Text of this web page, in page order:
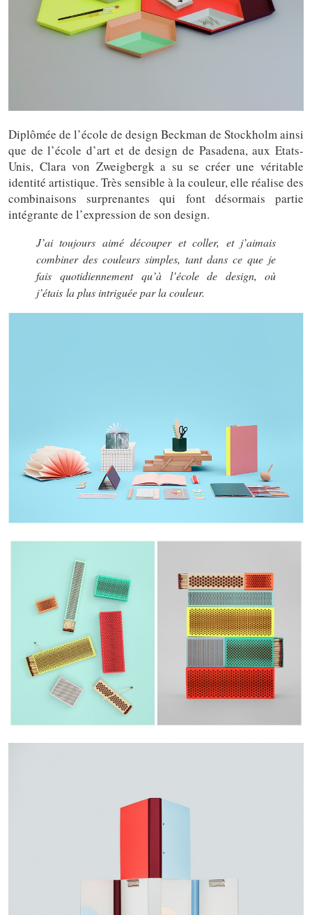
Diplômée de l’école de design Beckman de Stockholm ainsi
que de l’école d’art et de design de Pasadena, aux Etats-
Unis, Clara von Zweigbergk a su se créer une véritable
identité artistique. Très sensible à la couleur, elle réalise des
combinaisons surprenantes qui font désormais partie
intégrante de l’expression de son design.
J’ai toujours aimé découper et coller, et j’aimais
combiner des couleurs simples, tant dans ce que je
fais quotidiennement qu’à l’école de design, où
j’étais la plus intriguée par la couleur.